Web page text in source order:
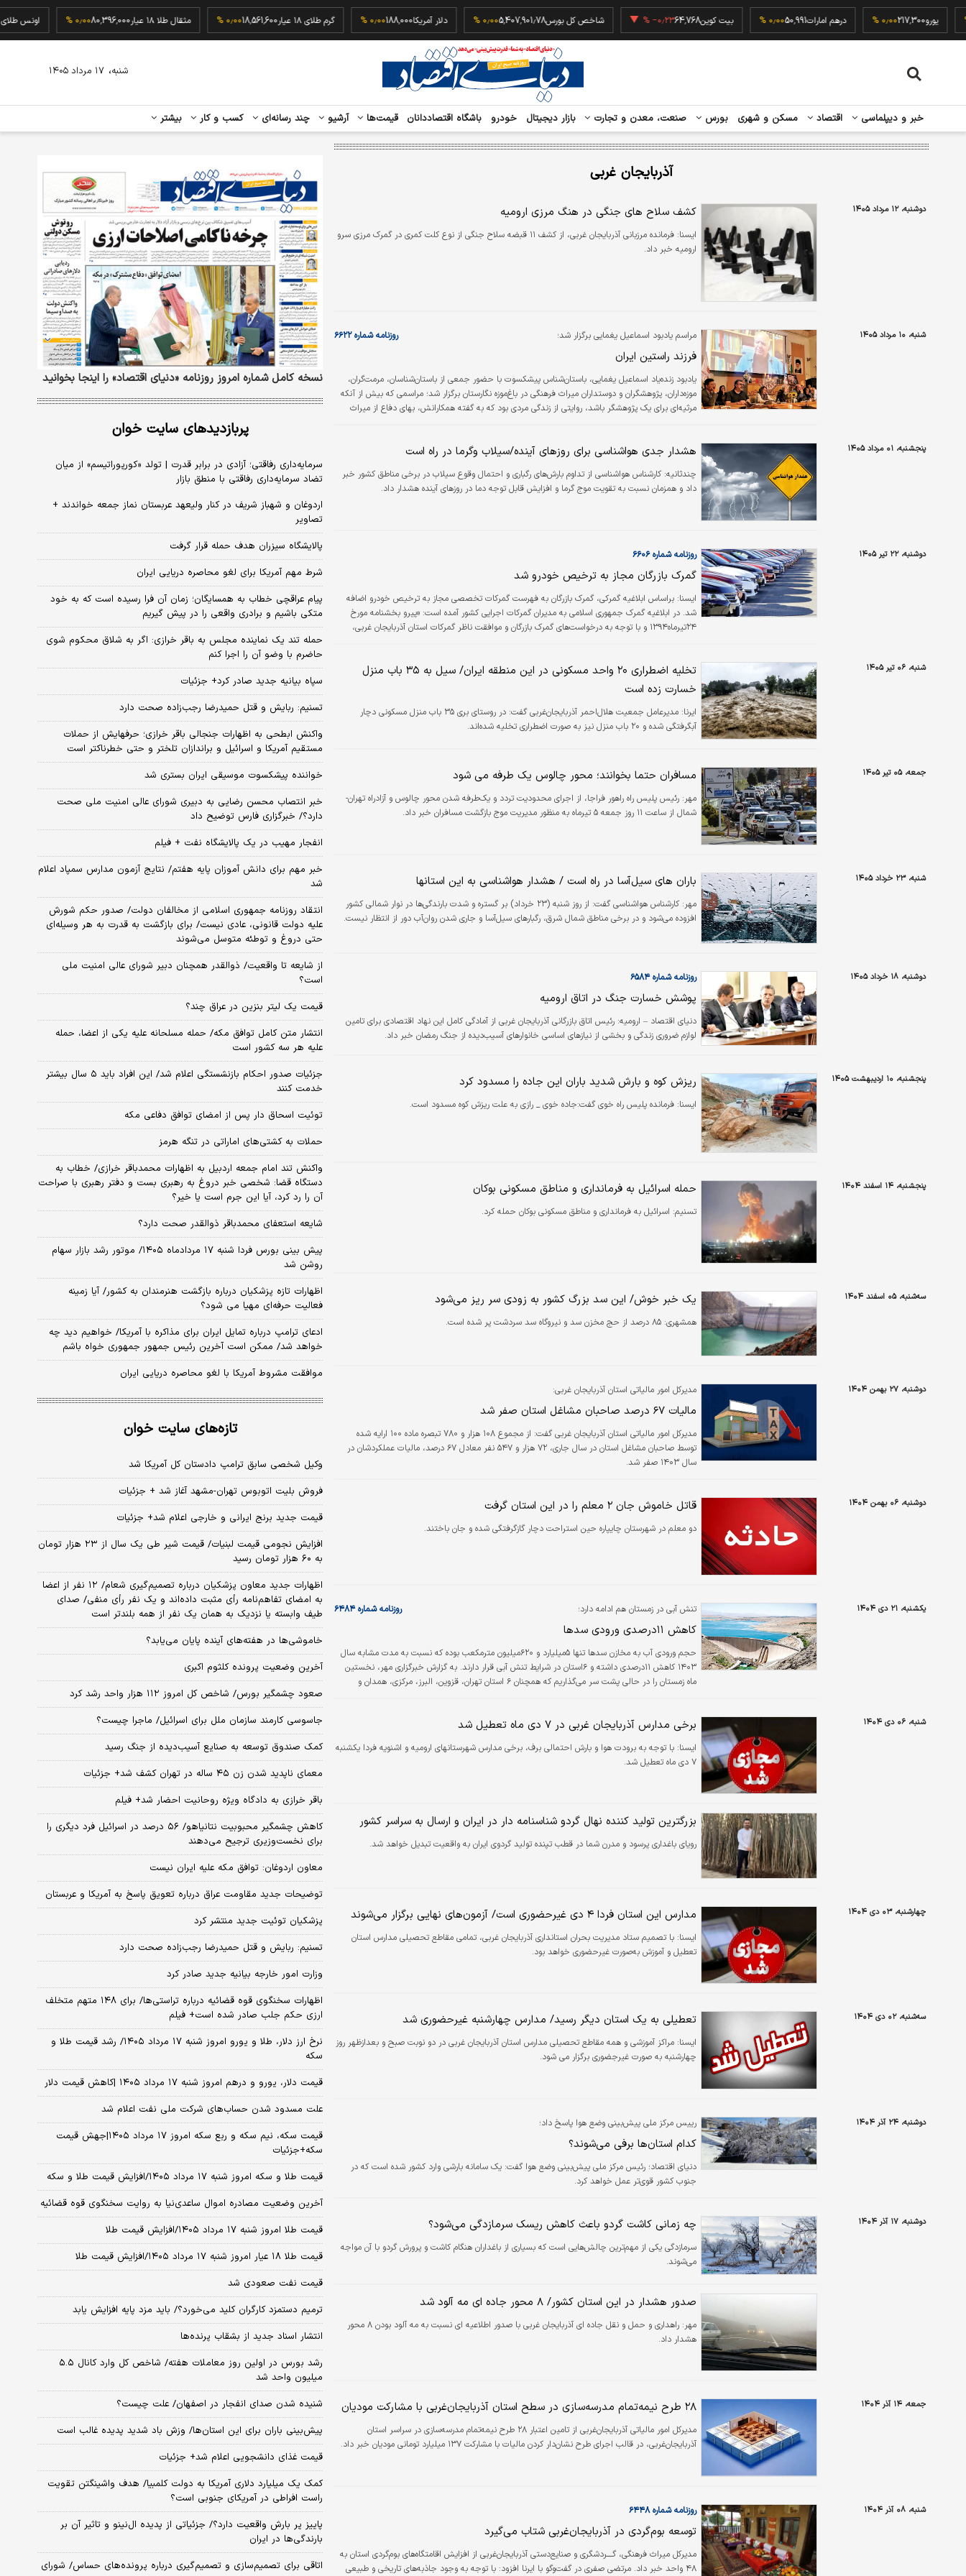
یورو217,300 درهم امارات50,991 بیت کوین64,768‎−۰٫۲۳ % شاخص کل بورس5,407,901.78 دلار آمریکا188,000 گرم طلای ۱۸ عیار 18,561,600 مثقال طلا ۱۸ عیار 80,396,000
خبر و دیپلماسی اقتصاد مسکن و شهری بورس صنعت، معدن و تجارت بازار دیجیتال خودرو باشگاه اقتصاددانان قیمت‌ها آرشیو چند رسانه‌ای کسب و کار بیشتر
شنبه، ۱۷ مرداد ۱۴۰۵
آذربایجان غربی
دوشنبه، ۱۲ مرداد ۱۴۰۵ کشف سلاح های جنگی در هنگ مرزی ارومیه
ايسنا:
فرمانده مرزبانی آذربایجان غربی، از کشف ۱۱ قبضه سلاح جنگی از نوع کلت کمری در گمرک مرزی سرو
ارومیه خبر داد.
شنبه، ۱۰ مرداد ۱۴۰۵ مراسم یادبود اسماعیل یغمایی برگزار شد؛ روزنامه شماره ۶۶۲۲
فرزند راستین ایران
یادبود زنده‌یاد اسماعیل یغمایی، باستان‌شناس پیشکسوت با حضور جمعی از باستان‌شناسان، مرمت‌گران،
موزه‌داران، پژوهشگران و دوستداران میراث فرهنگی در باغ‌موزه نگارستان برگزار شد؛ مراسمی که بیش از آنکه
مرثیه‌ای برای یک پژوهشگر باشد، روایتی از زندگی مردی بود که به گفته همکارانش، بهای دفاع از میراث
در محوطه‌هایی…
پنجشنبه، ۰۱ مرداد ۱۴۰۵ هشدار جدی هواشناسی برای روزهای آینده/سیلاب و‌گرما در راه است
چندثانیه: کارشناس هواشناسی از تداوم بارش‌های رگباری و احتمال وقوع سیلاب در برخی مناطق کشور خبر
داد و همزمان نسبت به تقویت موج گرما و افزایش قابل توجه دما در روزهای آینده هشدار داد.
دوشنبه، ۲۲ تیر ۱۴۰۵ روزنامه شماره ۶۶۰۶
گمرک بازرگان مجاز به ترخیص خودرو شد
ایسنا: براساس ابلاغیه گمرکی، گمرک بازرگان به فهرست گمرکات تخصصی مجاز به ترخیص خودرو اضافه
شد. در ابلاغیه گمرک جمهوری اسلامی به مدیران گمرکات اجرایی کشور آمده است: «پیرو بخشنامه مورخ
۲۴تیرماه۱۳۹۴ و با توجه به درخواست‌های گمرک بازرگان و موافقت ناظر گمرکات استان آذربایجان غربی،
الزامات مورد نیاز و نظارت بر حسن…
شنبه، ۰۶ تیر ۱۴۰۵
تخلیه اضطراری ۲۰ واحد مسکونی در این منطقه ایران/ سیل به ۳۵ باب منزل
خسارت زده است
ایرنا:
مدیرعامل جمعیت هلال‌احمر آذربایجان‌غربی گفت: در روستای بری ۳۵ باب منزل مسکونی دچار
آبگرفتگی شده و ۲۰ باب منزل نیز به صورت اضطراری تخلیه شده‌اند.
جمعه، ۰۵ تیر ۱۴۰۵ مسافران حتما بخوانند؛ محور چالوس یک طرفه می شود
مهر: رئیس پلیس راه راهور فراجا، از اجرای محدودیت تردد و یک‌طرفه شدن محور چالوس و آزادراه تهران-
شمال از ساعت ۱۱ روز جمعه ۵ تیرماه به منظور مدیریت موج بازگشت مسافران خبر داد.
شنبه، ۲۳ خرداد ۱۴۰۵ باران های سیل‌آسا در راه است / هشدار هواشناسی به این استانها
مهر:
کارشناس هواشناسی گفت: از روز شنبه (۲۳ خرداد) بر گستره و شدت بارندگی‌ها در نوار شمالی کشور
افزوده می‌شود و در برخی مناطق شمال شرق، رگبارهای سیل‌آسا و جاری شدن روان‌آب دور از انتظار نیست.
دوشنبه، ۱۸ خرداد ۱۴۰۵ روزنامه شماره ۶۵۸۴
پوشش خسارت جنگ در اتاق ارومیه
دنیای‌ اقتصاد – ارومیه: رئیس اتاق بازرگانی آذربایجان غربی از آمادگی کامل این نهاد اقتصادی برای تامین
لوازم ضروری زندگی و بخشی از نیازهای اساسی خانوارهای آسیب‌دیده از جنگ رمضان خبر داد.
پنجشنبه، ۱۰ اردیبهشت ۱۴۰۵ ریزش کوه و بارش شدید باران این جاده را مسدود کرد
ايسنا: فرمانده پلیس راه خوی گفت:جاده خوی _ رازی به علت ریزش کوه مسدود است.
پنجشنبه، ۱۴ اسفند ۱۴۰۴ حمله اسرائیل به فرمانداری و مناطق مسکونی بوکان
تسنیم: اسرائیل به فرمانداری و مناطق مسکونی بوکان حمله کرد.
سه‌شنبه، ۰۵ اسفند ۱۴۰۴ یک خبر خوش/ این سد بزرگ کشور به زودی سر ریز می‌شود
همشهری: ۸۵ درصد از حج مخزن سد و نیروگاه سد سردشت پر شده است.
دوشنبه، ۲۷ بهمن ۱۴۰۴ مدیرکل امور مالیاتی استان آذربایجان غربی:
مالیات ۶۷ درصد صاحبان مشاغل استان صفر شد
مدیرکل امور مالیاتی استان آذربایجان غربی گفت: از مجموع ۱۰۸ هزار و ۷۸۰ تبصره ماده ۱۰۰ ارایه شده
توسط صاحبان مشاغل استان در سال جاری، ۷۲ هزار و ۵۴۷ نفر معادل ۶۷ درصد، مالیات عملکردشان در
سال ۱۴۰۳ صفر شد.
دوشنبه، ۰۶ بهمن ۱۴۰۴ قاتل خاموش جان ۲ معلم را در این استان گرفت
دو معلم در شهرستان چایپاره حین استراحت دچار گازگرفتگی شده و جان باختند.
یکشنبه، ۲۱ دی ۱۴۰۴ تنش آبی در زمستان هم ادامه دارد؛ روزنامه شماره ۶۴۸۴
کاهش ۱۱درصدی ورودی سدها
حجم ورودی آب به مخازن سدها تنها ۵میلیارد و ۶۲۰میلیون مترمکعب بوده که نسبت به مدت مشابه سال
۱۴۰۳ کاهش ۱۱درصدی داشته و ۶استان در شرایط تنش آبی قرار دارند. به گزارش خبرگزاری مهر، نخستین
ماه زمستان را در حالی پشت سر می‌گذاریم که همچنان ۶ استان تهران، قزوین، البرز، مرکزی، همدان و
همین بازه از زمان سال گذشته به…
شنبه، ۰۶ دی ۱۴۰۴ برخی مدارس آذربایجان غربی در ۷ دی ماه تعطیل شد
ایسنا: با توجه به برودت هوا و بارش احتمالی برف، برخی مدارس شهرستانهای ارومیه و اشنویه فردا یکشنبه
۷ دی ماه تعطیل شد.
بزرگترین تولید کننده نهال گردو شناسنامه دار در ایران و ارسال به سراسر کشور
رویای باغداری پرسود و مدرن شما در قطب تپنده تولید گردوی ایران به واقعیت تبدیل خواهد شد.
چهارشنبه، ۰۳ دی ۱۴۰۴ مدارس این استان فردا ۴ دی غیرحضوری است/ آزمون‌های نهایی برگزار می‌شوند
ايسنا: با تصمیم ستاد مدیریت بحران استانداری آذربایجان‌ غربی، تمامی مقاطع تحصیلی مدارس استان
تعطیل و آموزش به‌صورت غیرحضوری خواهد بود.
سه‌شنبه، ۰۲ دی ۱۴۰۴ تعطیلی به یک استان دیگر رسید/ مدارس چهارشنبه غیرحضوری شد
ایسنا: مراکز آموزشی و همه مقاطع تحصیلی مدارس استان آذربایجان‌ غربی در دو نوبت صبح و بعدازظهر روز
چهارشنبه به صورت غیرجضوری برگزار می شود.
دوشنبه، ۲۴ آذر ۱۴۰۴ رییس مرکز ملی پیش‌بینی وضع هوا پاسخ داد؛
کدام استان‌ها برفی می‌شوند؟
دنیای اقتصاد؛ رئیس مرکز ملی پیش‌بینی وضع هوا گفت: یک سامانه بارشی وارد کشور شده است که در
جنوب کشور قوی‌تر عمل خواهد کرد.
دوشنبه، ۱۷ آذر ۱۴۰۴ چه زمانی کاشت گردو باعث کاهش ریسک سرمازدگی می‌شود؟
سرمازدگی یکی از مهم‌ترین چالش‌هایی است که بسیاری از باغداران هنگام کاشت و پرورش گردو با آن مواجه
می‌شوند.
صدور هشدار در این استان کشور/ ۸ محور جاده ای مه آلود شد
مهر:
راهداری و حمل و نقل جاده ای آذربایجان غربی با صدور اطلاعیه ای نسبت به مه آلود بودن ۸ محور
هشدار داد.
جمعه، ۱۴ آذر ۱۴۰۴ ۲۸ طرح نیمه‌تمام مدرسه‌سازی در سطح استان آذربایجان‌غربی با مشارکت مودیان
مدیرکل امور مالیاتی آذربایجان‌غربی از تامین اعتبار ۲۸ طرح نیمه‌تمام مدرسه‌سازی در سراسر استان
آذربایجان‌غربی، در قالب اجرای طرح نشان‌دار کردن مالیات با مشارکت ۱۳۷ میلیارد تومانی مودیان خبر داد.
شنبه، ۰۸ آذر ۱۴۰۴ روزنامه شماره ۶۴۴۸
توسعه بوم‌گردی در آذربایجان‌غربی شتاب می‌گیرد
مدیرکل میراث فرهنگی، گــــردشگری و صنایع‌دستی آذربایجان‌غربی از افزایش اقامتگاه‌های بوم‌گردی استان به
۴۸ واحد خبر داد. مرتضی صفری در گفت‌وگو با ایرنا افزود: با توجه به وجود جاذبه‌های تاریخی و طبیعی
نسخه کامل شماره امروز روزنامه «دنیای‌ اقتصاد» را اینجا بخوانید
پربازدیدهای سایت خوان
سرمایه‌داری رفاقتی؛ آزادی در برابر قدرت | تولد «کورپوراتیسم» از میان
تضاد سرمایه‌داری رفاقتی با منطق بازار
اردوغان و شهباز شریف در کنار ولیعهد عربستان نماز جمعه خواندند +
تصاویر
پالایشگاه سیزران هدف حمله قرار گرفت
شرط مهم آمریکا برای لغو محاصره دریایی ایران
پیام عراقچی خطاب به همسایگان؛ زمان آن فرا رسیده است که به خود
متکی باشیم و برادری واقعی را در پیش گیریم
حمله تند یک نماینده مجلس به باقر خرازی: اگر به شلاق محکوم شوی
حاضرم با وضو آن را اجرا کنم
سپاه بیانیه جدید صادر کرد+ جزئیات
تسنیم: ربایش و قتل حمیدرضا رجب‌زاده صحت دارد
واکنش ابطحی به اظهارات جنجالی باقر خرازی؛ حرفهایش از حملات
مستقیم آمریکا و اسرائیل و براندازان تلختر و حتی خطرناکتر است
خواننده پیشکسوت موسیقی ایران بستری شد
خبر انتصاب محسن رضایی به دبیری شورای عالی امنیت ملی صحت
دارد؟/ خبرگزاری فارس توضیح داد
انفجار مهیب در یک پالایشگاه نفت + فیلم
خبر مهم برای دانش آموزان پایه هفتم/ نتایج آزمون مدارس سمپاد اعلام
شد
انتقاد روزنامه جمهوری اسلامی از مخالفان دولت/ صدور حکم شورش
علیه دولت قانونی، عادی نیست/ برای بازگشت به قدرت به هر وسیله‌ای
حتی دروغ و توطئه متوسل می‌شوند
از شایعه تا واقعیت/ ذوالقدر همچنان دبیر شورای ‌عالی امنیت ملی
است؟
قیمت یک لیتر بنزین در عراق چند؟
انتشار متن کامل توافق مکه/ حمله مسلحانه علیه یکی از اعضا، حمله
علیه هر سه کشور است
جزئیات صدور احکام بازنشستگی اعلام شد/ این افراد باید ۵ سال بیشتر
خدمت کنند
توئیت اسحاق دار پس از امضای توافق دفاعی مکه
حملات به کشتی‌های اماراتی در تنگه هرمز
واکنش تند امام جمعه اردبیل به اظهارات محمدباقر خرازی/ خطاب به
دستگاه قضا: شخصی خبر دروغ به رهبری بست و دفتر رهبری با صراحت
آن را رد کرد، آیا این جرم است یا خیر؟
شایعه استعفای محمدباقر ذوالقدر صحت دارد؟
پیش بینی بورس فردا شنبه ۱۷ مردادماه ۱۴۰۵/ موتور رشد بازار سهام
روشن شد
اظهارات تازه پزشکیان درباره بازگشت هنرمندان به کشور/ آیا زمینه
فعالیت حرفه‌ای مهیا می شود؟
ادعای ترامپ درباره تمایل ایران برای مذاکره با آمریکا/ خواهیم دید چه
خواهد شد/ ممکن است آخرین رئیس‌ جمهور جمهوری خواه باشم
موافقت مشروط آمریکا با لغو محاصره دریایی ایران
تازه‌های سایت خوان
وکیل شخصی سابق ترامپ دادستان کل آمریکا شد
فروش بلیت اتوبوس تهران-مشهد آغاز شد + جزئیات
قیمت جدید برنج ایرانی و خارجی اعلام شد+ جزئیات
افزایش نجومی قیمت لبنیات/ قیمت شیر طی یک سال از ۲۳ هزار تومان
به ۶۰ هزار تومان رسید
اظهارات جدید معاون پزشکیان درباره تصمیم‌گیری شعام/ ۱۲ نفر از اعضا
به امضای تفاهم‌نامه رأی مثبت داده‌اند و یک نفر رأی منفی/ صدای
طیف وابسته یا نزدیک به همان یک نفر از همه بلندتر است
خاموشی‌ها در هفته‌های آینده پایان می‌یابد؟
آخرین وضعیت پرونده کلثوم اکبری
صعود چشمگیر بورس/ شاخص کل امروز ۱۱۲ هزار واحد رشد کرد
جاسوسی کارمند سازمان ملل برای اسرائیل/ ماجرا چیست؟
کمک صندوق توسعه به صنایع آسیب‌دیده از جنگ رسید
معمای ناپدید شدن زن ۴۵ ساله در تهران کشف شد+ جزئیات
باقر خرازی به دادگاه ویژه روحانیت احضار شد+ فیلم
کاهش چشمگیر محبوبیت نتانیاهو/ ۵۶ درصد در اسرائیل فرد دیگری را
برای نخست‌وزیری ترجیح می‌دهند
معاون اردوغان: توافق مکه علیه ایران نیست
توضیحات جدید مقاومت عراق درباره تعویق پاسخ به آمریکا و عربستان
پزشکیان توئیت جدید منتشر کرد
تسنیم: ربایش و قتل حمیدرضا رجب‌زاده صحت دارد
وزارت امور خارجه بیانیه جدید صادر کرد
اظهارات سخنگوی قوه قضائیه درباره تراستی‌ها/ برای ۱۴۸ متهم متخلف
ارزی حکم جلب صادر شده است+ فیلم
نرخ ارز دلار، طلا و یورو امروز شنبه ۱۷ مرداد ۱۴۰۵/ رشد قیمت طلا و
سکه
قیمت دلار، یورو و درهم امروز شنبه ۱۷ مرداد ۱۴۰۵ |کاهش قیمت دلار
علت مسدود شدن حساب‌های شرکت ملی نفت اعلام شد
قیمت سکه، نیم سکه و ربع سکه امروز ۱۷ مرداد ۱۴۰۵|جهش قیمت
سکه+جزئیات
قیمت طلا و سکه امروز شنبه ۱۷ مرداد ۱۴۰۵/افزایش قیمت طلا و سکه
آخرین وضعیت مصادره اموال ساعدی‌نیا به روایت سخنگوی قوه قضائیه
قیمت طلا امروز شنبه ۱۷ مرداد ۱۴۰۵/افزایش قیمت طلا
قیمت طلا ۱۸ عیار امروز شنبه ۱۷ مرداد ۱۴۰۵/افزایش قیمت طلا
قیمت نفت صعودی شد
ترمیم دستمزد کارگران کلید می‌خورد؟/ باید مزد پایه افزایش یابد
انتشار اسناد جدید از بشقاب پرنده‌ها
رشد بورس در اولین روز معاملات هفته/ شاخص کل وارد کانال ۵.۵
میلیون واحد شد
شنیده شدن صدای انفجار در اصفهان/ علت چیست؟
پیش‌بینی باران برای این استان‌ها/ وزش باد شدید پدیده غالب است
قیمت غذای دانشجویی اعلام شد+ جزئیات
کمک یک میلیارد دلاری آمریکا به دولت کلمبیا/ هدف واشینگتن تقویت
راست افراطی در آمریکای جنوبی است؟
پاییز پر بارش واقعیت دارد؟/ جزئیاتی از پدیده ال‌نینو و تاثیر آن بر
بارندگی‌ها در ایران
اتاقی برای تصمیم‌سازی و تصمیم‌گیری درباره پرونده‌های حساس/ شورای